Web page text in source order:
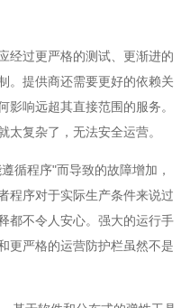
经过更严格的测试、更渐进的
。提供商还需要更好的依赖关
影响远超其直接范围的服务。
复杂了，无法安全运营。
循程序"而导致的故障增加，
程序对于实际生产条件来说过
都不令人安心。强大的运行手
更严格的运营防护栏虽然不是